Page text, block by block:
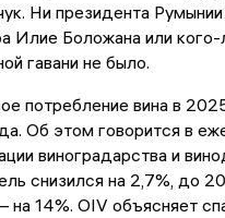
Ни президента
Илие Боложана или кого-
гавани не было.
потребление вина в
Об этом говорится в
виноградарства и
снизился на 2,7%, до
14%. OIV объясняет